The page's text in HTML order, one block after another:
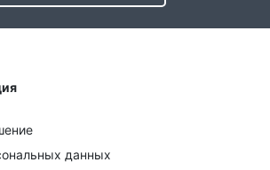
данных